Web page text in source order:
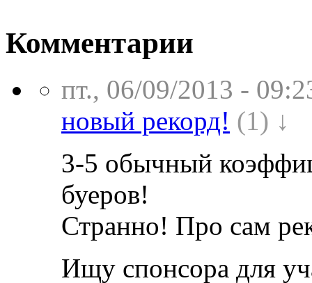
Комментарии
пт., 06/09/2013 -
новый рекорд! (1) ↓
3-5 обычный
буеров!
Странно! Про сам
Ищу спонсора для